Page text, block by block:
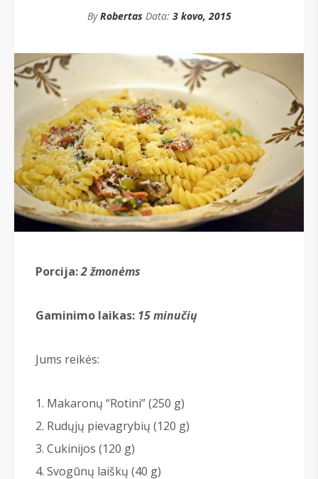
ByRobertas Data: 3 kovo, 2015
Porcija:2 žmonėms
Gaminimo laikas: 15 minučių
Jums reikės:
Makaronų “Rotini” (250 g)
Rudųjų pievagrybių (120 g)
Cukinijos (120 g)
Svogūnų laiškų (40 g)